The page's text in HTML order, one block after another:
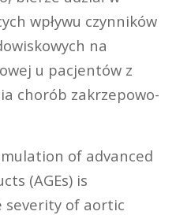
wpływu czynników
na
u pacjentów z
chorób zakrzepowo-
of advanced
(AGEs) is
severity of aortic